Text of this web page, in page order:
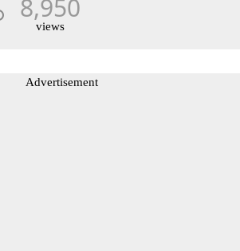
8,950
views
Advertisement